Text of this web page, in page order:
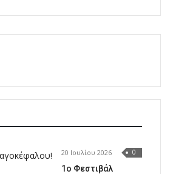
20 Ιουλίου 2026 0
1o Φεστιβάλ